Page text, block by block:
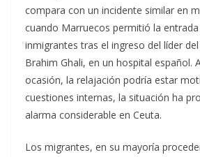
compara con un incidente similar en
cuando Marruecos permitió la
inmigrantes tras el ingreso del líder
Brahim Ghali, en un hospital español.
ocasión, la relajación podría estar
cuestiones internas, la situación ha
alarma considerable en Ceuta.
Los migrantes, en su mayoría